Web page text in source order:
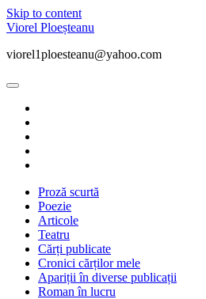
Skip to content
Viorel Ploeșteanu
viorel1ploesteanu@yahoo.com
open
menu
Proză scurtă
Poezie
Articole
Teatru
Cărți publicate
Cronici cărților mele
Apariții în diverse publicații
Roman în lucru